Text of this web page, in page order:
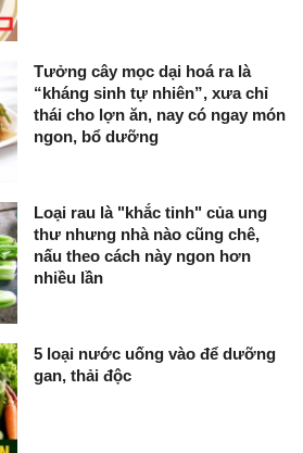
Tưởng cây mọc dại hoá ra là
“kháng sinh tự nhiên”, xưa chỉ
thái cho lợn ăn, nay có ngay món
ngon, bổ dưỡng
Loại rau là "khắc tinh" của ung
thư nhưng nhà nào cũng chê,
nấu theo cách này ngon hơn
nhiều lần
5 loại nước uống vào để dưỡng
gan, thải độc